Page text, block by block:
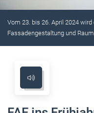
Vom 23. bis 26. April 2024
Fassadengestaltung und